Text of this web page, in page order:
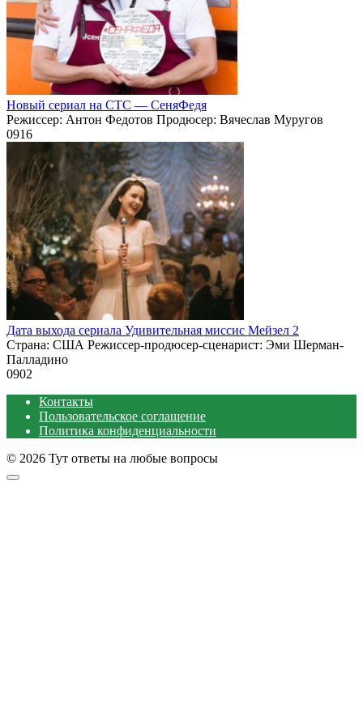
Новый сериал на СТС — СеняФедя
Режиссер: Антон Федотов Продюсер: Вячеслав Муругов
0916
Дата выхода сериала Удивительная миссис Мейзел 2
Страна: США Режиссер-продюсер-сценарист: Эми Шерман-
Палладино
0902
Контакты
Пользовательское соглашение
Политика конфиденциальности
© 2026 Тут ответы на любые вопросы